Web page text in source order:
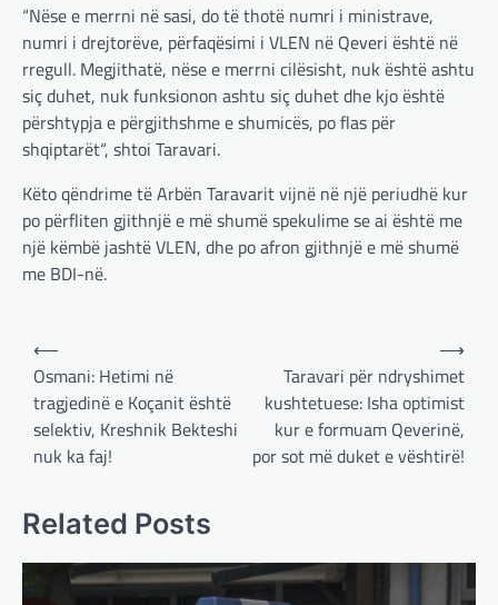
“Nëse e merrni në sasi, do të thotë numri i ministrave,
numri i drejtorëve, përfaqësimi i VLEN në Qeveri është në
rregull. Megjithatë, nëse e merrni cilësisht, nuk është ashtu
siç duhet, nuk funksionon ashtu siç duhet dhe kjo është
përshtypja e përgjithshme e shumicës, po flas për
shqiptarët“, shtoi Taravari.
Këto qëndrime të Arbën Taravarit vijnë në një periudhë kur
po përfliten gjithnjë e më shumë spekulime se ai është me
një këmbë jashtë VLEN, dhe po afron gjithnjë e më shumë
me BDI-në.
Post
navigation
⟵
Osmani: Hetimi në
tragjedinë e Koçanit është
selektiv, Kreshnik Bekteshi
nuk ka faj!
Taravari për ndryshimet
kushtetuese: Isha optimist
kur e formuam Qeverinë,
por sot më duket e vështirë!
⟶
Related Posts
BOTA MË TË FUNDIT,OPINIONE,
RAJONI,SPECIALE
Gjermani, ekspertët sugjerojnë
400 miliardë euro për mbrojtje
Gjermania ndodhet aktualisht në kulmin e
nuk pret. CDU/CSU dhe SPD po vazhdojnë…